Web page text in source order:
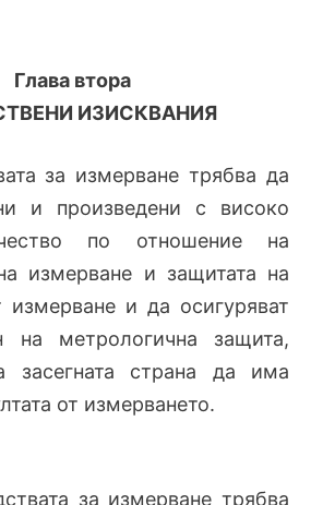
Глава втора
ИЗИСКВАНИЯ
за измерване трябва да
и произведени с високо
по отношение на
измерване и защитата на
измерване и да осигуряват
на метрологична защита,
засегната страна да има
от измерването.
за измерване трябва